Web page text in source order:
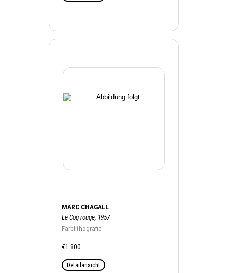
MARC CHAGALL
Le Coq rouge, 1957
Farblithografie
€1.800
Detailansicht